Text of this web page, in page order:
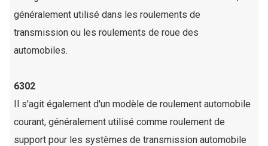
généralement utilisé dans les roulements de
transmission ou les roulements de roue des
automobiles.
6302
Il s'agit également d'un modèle de roulement automobile
courant, généralement utilisé comme roulement de
support pour les systèmes de transmission automobile